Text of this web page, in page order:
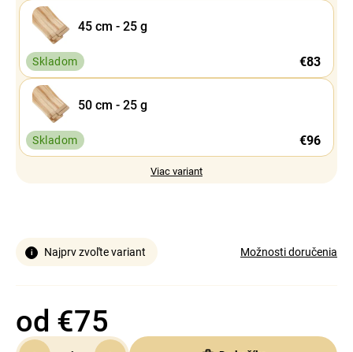
45 cm - 25 g
Skladom €83
50 cm - 25 g
Skladom €96
Viac variant
Najprv zvoľte variant Možnosti doručenia
od €75
Jednotková